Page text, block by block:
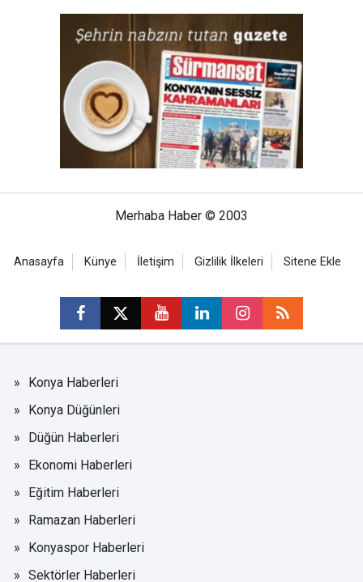
Merhaba Haber © 2003
Anasayfa Künye İletişim Gizlilik İlkeleri Sitene Ekle
Konya Haberleri
Konya Düğünleri
Düğün Haberleri
Ekonomi Haberleri
Eğitim Haberleri
Ramazan Haberleri
Konyaspor Haberleri
Sektörler Haberleri